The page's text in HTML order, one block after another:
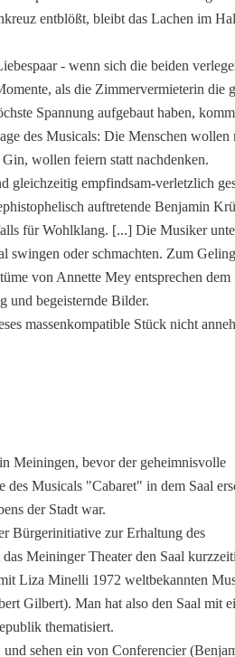
entblößt, bleibt das Lachen im
- wenn sich die beiden
als die Zimmervermieterin die
Spannung aufgebaut haben,
des Musicals: Die Menschen wollen
wollen feiern statt nachdenken.
gleichzeitig empfindsam-verletzlich
auftretende Benjamin
für Wohlklang. [...] Die Musiker
swingen oder schmachten. Zum
von Annette Mey entsprechen dem
und begeisternde Bilder.
massenkompatible Stück nicht
Meiningen, bevor der geheimnisvolle
Musicals "Cabaret" in dem Saal
der Stadt war.
Bürgerinitiative zur Erhaltung des
Meininger Theater den Saal
Liza Minelli 1972 weltbekannten
Gilbert). Man hat also den Saal mit
thematisiert.
sehen ein von Conferencier